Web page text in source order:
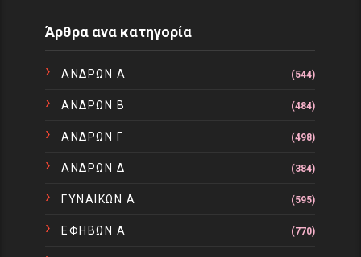
Άρθρα ανα κατηγορία
ΑΝΔΡΩΝ Α (544)
ΑΝΔΡΩΝ Β (484)
ΑΝΔΡΩΝ Γ (498)
ΑΝΔΡΩΝ Δ (384)
ΓΥΝΑΙΚΩΝ Α (595)
ΕΦΗΒΩΝ Α (770)